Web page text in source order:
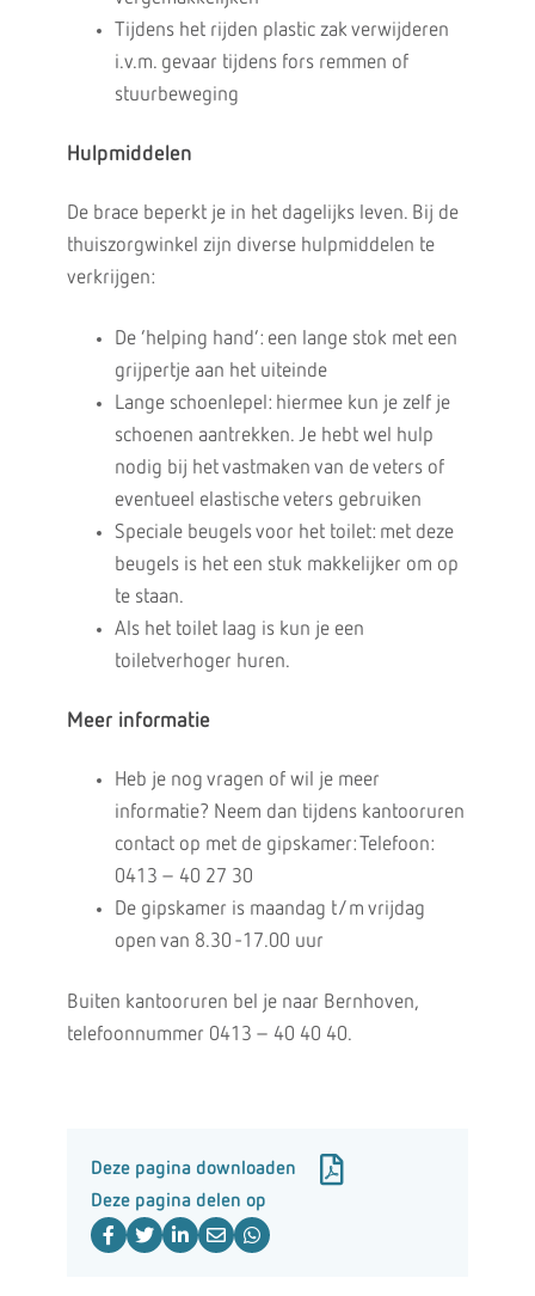
Tijdens het rijden plastic zak verwijderen
i.v.m. gevaar tijdens fors remmen of
stuurbeweging
Hulpmiddelen
De brace beperkt je in het dagelijks leven. Bij de
thuiszorgwinkel zijn diverse hulpmiddelen te
verkrijgen:
De ‘helping hand’: een lange stok met een
grijpertje aan het uiteinde
Lange schoenlepel: hiermee kun je zelf je
schoenen aantrekken. Je hebt wel hulp
nodig bij het vastmaken van de veters of
eventueel elastische veters gebruiken
Speciale beugels voor het toilet: met deze
beugels is het een stuk makkelijker om op
te staan.
Als het toilet laag is kun je een
toiletverhoger huren.
Meer informatie
Heb je nog vragen of wil je meer
informatie? Neem dan tijdens kantooruren
contact op met de gipskamer: Telefoon:
0413 – 40 27 30
De gipskamer is maandag t/m vrijdag
open van 8.30 -17.00 uur
Buiten kantooruren bel je naar Bernhoven,
telefoonnummer 0413 – 40 40 40.
Deze pagina downloaden
Deze pagina delen op